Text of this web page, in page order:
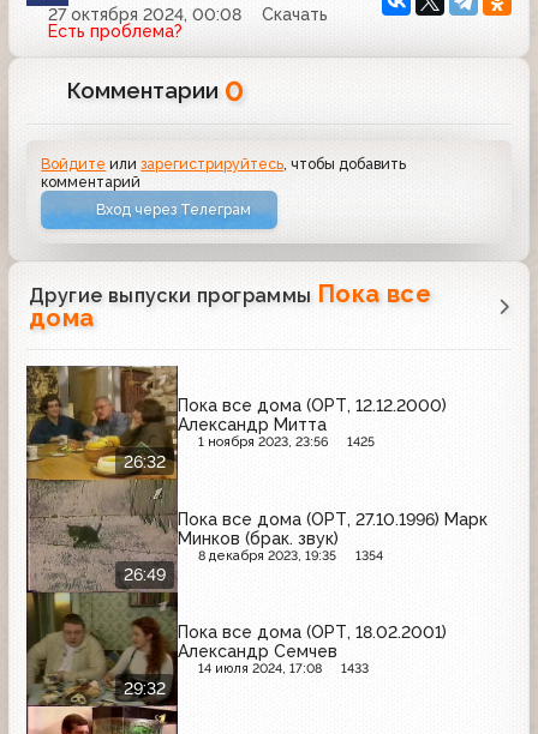
27 октября 2024, 00:08
Скачать
Есть проблема?
Комментарии 0
Войдите илизарегистрируйтесь , чтобы добавить
комментарий
Вход через Телеграм
Другие выпуски программы Пока все
дома
26:32
Пока все дома (ОРТ, 12.12.2000)
Александр Митта
1 ноября 2023, 23:56 1425
26:49
Пока все дома (ОРТ, 27.10.1996) Марк
Минков (брак. звук)
8 декабря 2023, 19:35 1354
29:32
Пока все дома (ОРТ, 18.02.2001)
Александр Семчев
14 июля 2024, 17:08 1433